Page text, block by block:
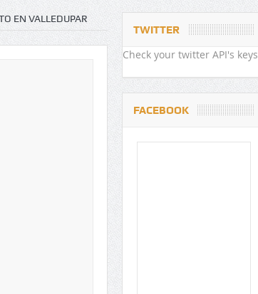
EN VALLEDUPAR
TWITTER
Check your twitter API's keys
FACEBOOK